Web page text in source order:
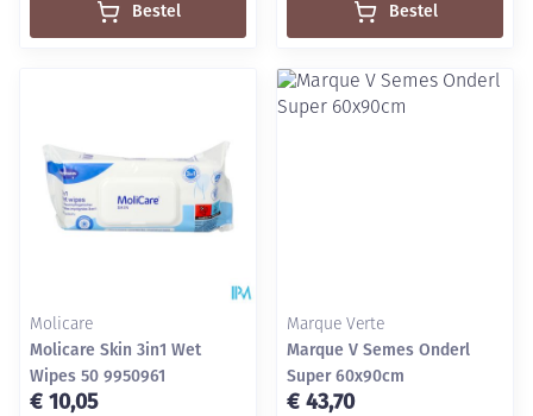
Bestel Bestel
Molicare
Molicare Skin 3in1 Wet
Wipes 50 9950961
€ 10,05
Marque Verte
Marque V Semes Onderl
Super 60x90cm
€ 43,70